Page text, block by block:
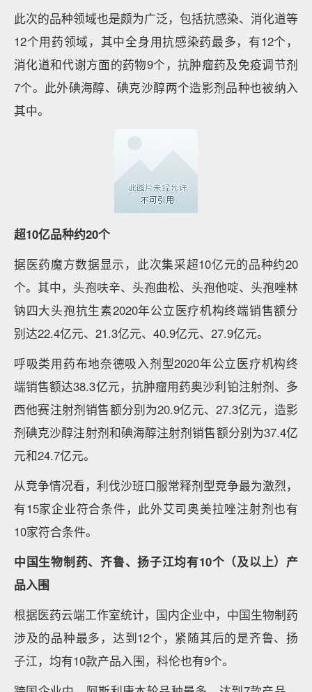
此次的品种领域也是颇为广泛，包括抗感染、消化道等
12个用药领域，其中全身用抗感染药最多，有12个，
消化道和代谢方面的药物9个，抗肿瘤药及免疫调节剂
7个。此外碘海醇、碘克沙醇两个造影剂品种也被纳入
其中。
超10亿品种约20个
据医药魔方数据显示，此次集采超10亿元的品种约20
个。其中，头孢呋辛、头孢曲松、头孢他啶、头孢唑林
钠四大头孢抗生素2020年公立医疗机构终端销售额分
别达22.4亿元、21.3亿元、40.9亿元、27.9亿元。
呼吸类用药布地奈德吸入剂型2020年公立医疗机构终
端销售额达38.3亿元，抗肿瘤用药奥沙利铂注射剂、多
西他赛注射剂销售额分别为20.9亿元、27.3亿元，造影
剂碘克沙醇注射剂和碘海醇注射剂销售额分别为37.4亿
元和24.7亿元。
从竞争情况看，利伐沙班口服常释剂型竞争最为激烈，
有15家企业符合条件，此外艾司奥美拉唑注射剂也有
10家符合条件。
中国生物制药、齐鲁、扬子江均有10个（及以上）产
品入围
根据医药云端工作室统计，国内企业中，中国生物制药
涉及的品种最多，达到12个，紧随其后的是齐鲁、扬
子江，均有10款产品入围，科伦也有9个。